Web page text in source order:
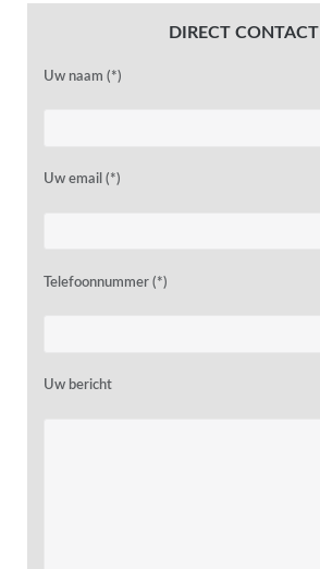
DIRECT CONTACT
Uw naam (*)
Uw email (*)
Telefoonnummer (*)
Uw bericht